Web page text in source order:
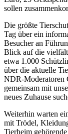
sollen
Die größte
Tag über ein
Besucher an
Blick auf die
etwa 1.000
über die aktuelle
NDR-Moderatoren
gemeinsam mit
neues Zuhause
Weiterhin warten
mit Trödel,
Tierheim